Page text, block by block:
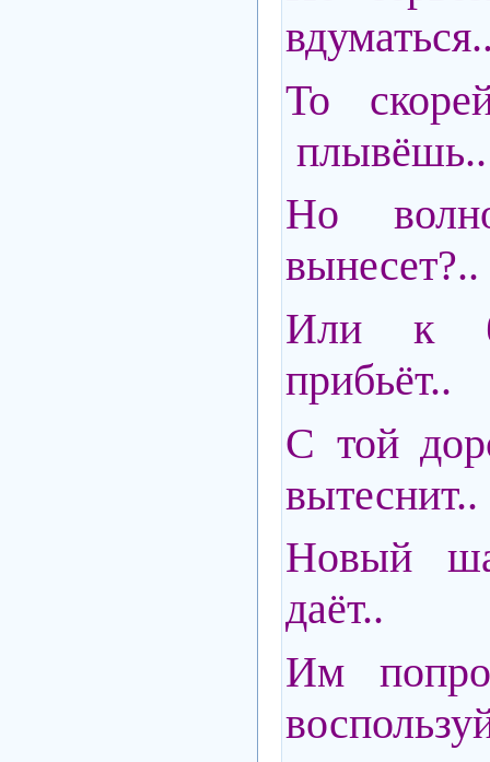
То
плывёшь..
Но
вынесет?..
Или к
прибьёт..
С той
вытеснит..
Новый
даёт..
Им